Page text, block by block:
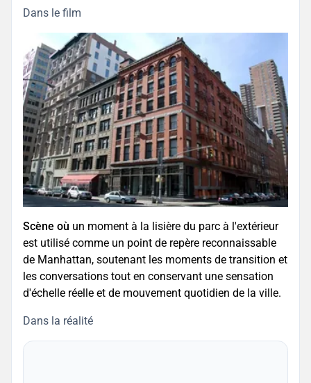
Dans le film
Scène où un moment à la lisière du parc à l'extérieur
est utilisé comme un point de repère reconnaissable
de Manhattan, soutenant les moments de transition et
les conversations tout en conservant une sensation
d'échelle réelle et de mouvement quotidien de la ville.
Dans la réalité